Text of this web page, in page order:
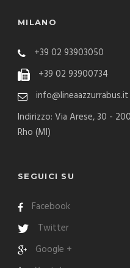
MILANO
+39 02 93903050
+39 02 93900734
info@lineaazzurrabus.it
Indirizzo: Via Arese, 30 -
Rho (MI)
SEGUICI SU
Facebook
Twitter
Google +